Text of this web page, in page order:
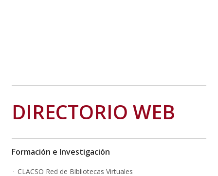
DIRECTORIO WEB
Formación e Investigación
CLACSO Red de Bibliotecas Virtuales